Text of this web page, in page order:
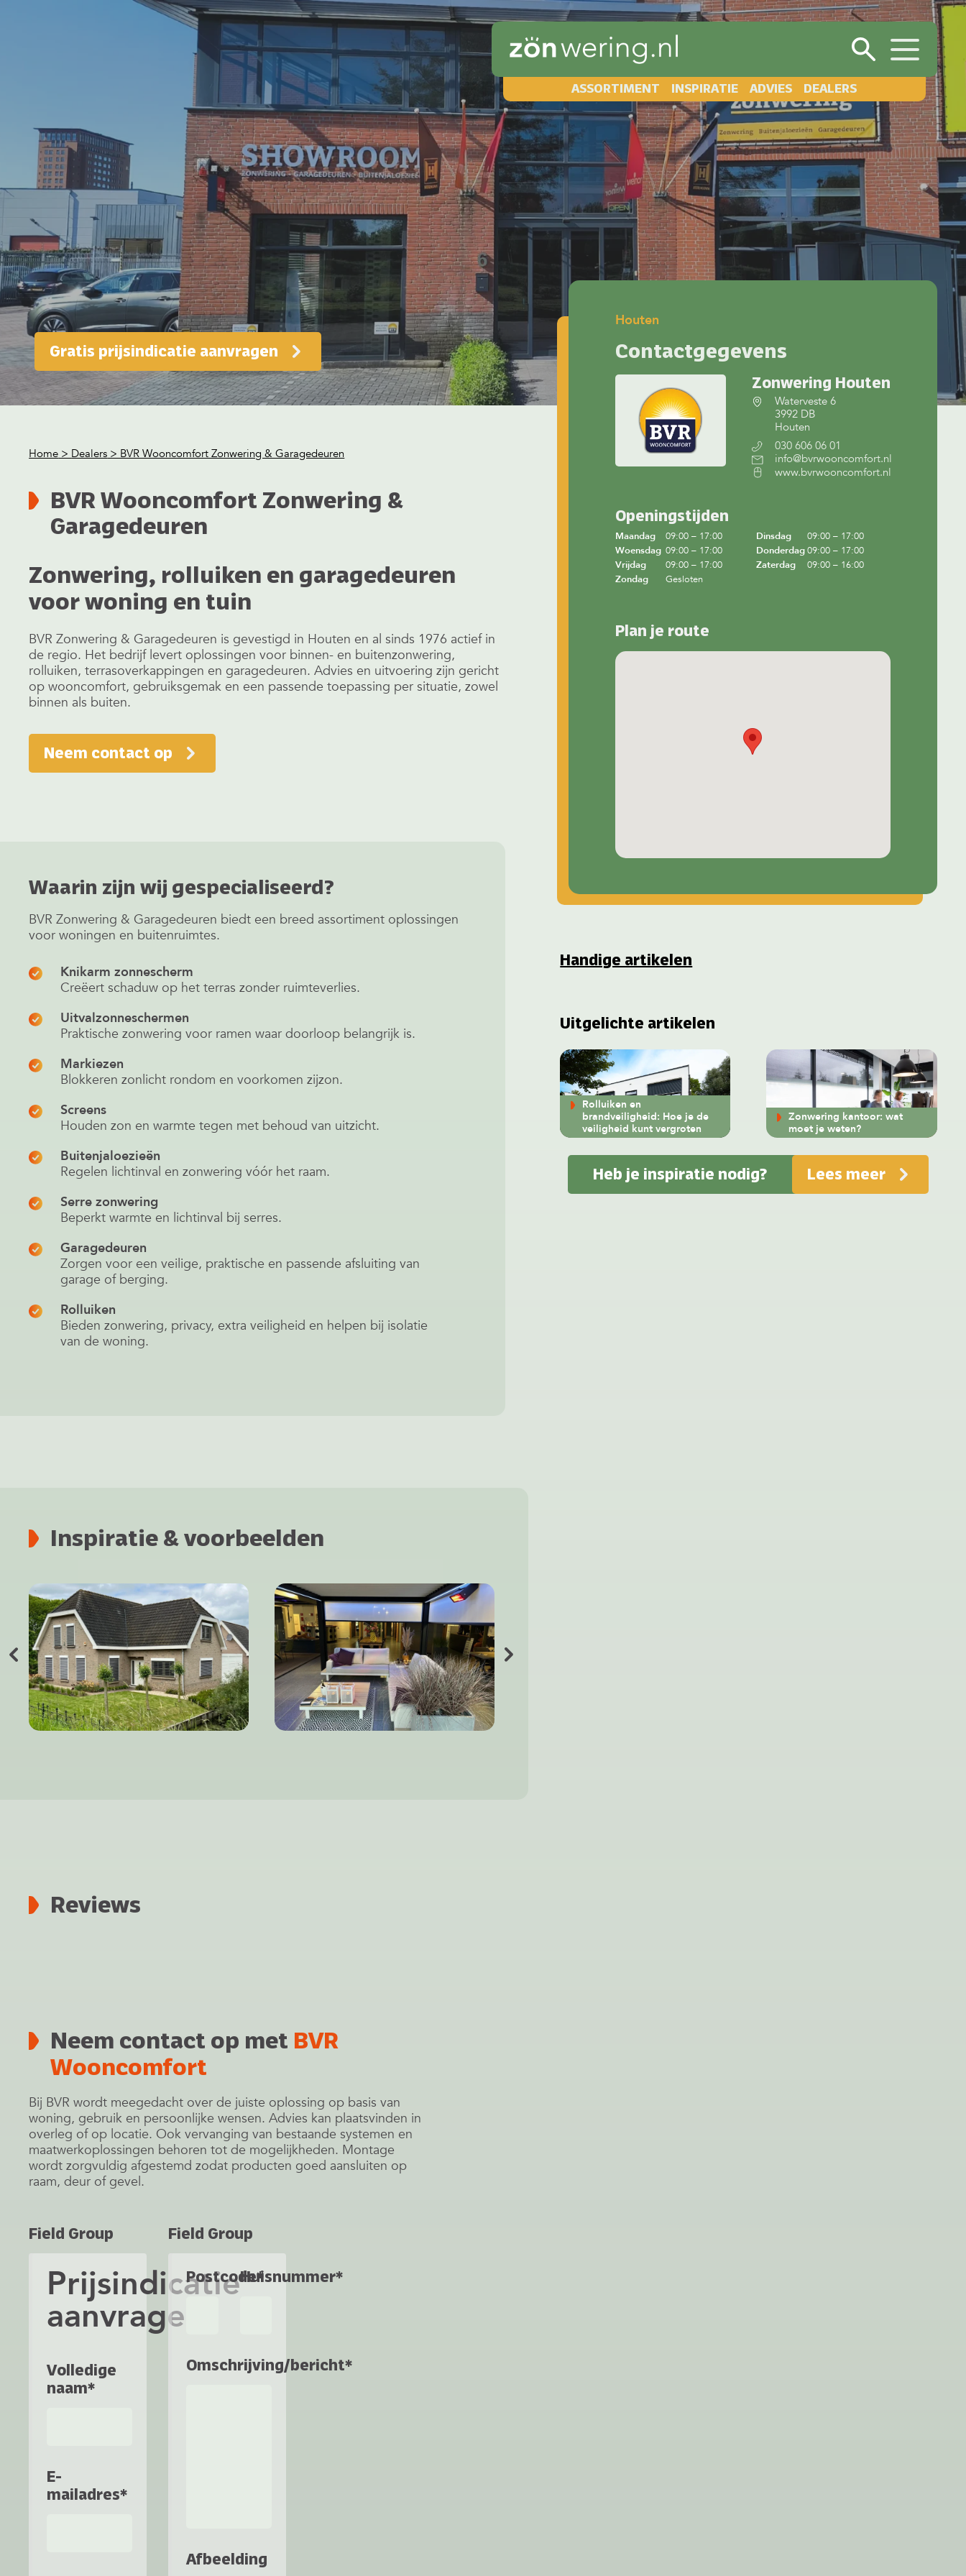
ASSORTIMENT INSPIRATIE ADVIES DEALERS
Gratis prijsindicatie aanvragen
Home > Dealers > BVR Wooncomfort Zonwering & Garagedeuren
BVR Wooncomfort Zonwering &
Garagedeuren
Zonwering, rolluiken en garagedeuren
voor woning en tuin
BVR Zonwering & Garagedeuren is gevestigd in Houten en al sinds 1976 actief in
de regio. Het bedrijf levert oplossingen voor binnen- en buitenzonwering,
rolluiken, terrasoverkappingen en garagedeuren. Advies en uitvoering zijn gericht
op wooncomfort, gebruiksgemak en een passende toepassing per situatie, zowel
binnen als buiten.
Neem contact op
Waarin zijn wij gespecialiseerd?
BVR Zonwering & Garagedeuren biedt een breed assortiment oplossingen
voor woningen en buitenruimtes.
Knikarm zonnescherm
Creëert schaduw op het terras zonder ruimteverlies.
Uitvalzonneschermen
Praktische zonwering voor ramen waar doorloop belangrijk is.
Markiezen
Blokkeren zonlicht rondom en voorkomen zijzon.
Screens
Houden zon en warmte tegen met behoud van uitzicht.
Buitenjaloezieën
Regelen lichtinval en zonwering vóór het raam.
Serre zonwering
Beperkt warmte en lichtinval bij serres.
Garagedeuren
Zorgen voor een veilige, praktische en passende afsluiting van
garage of berging.
Rolluiken
Bieden zonwering, privacy, extra veiligheid en helpen bij isolatie
van de woning.
Houten
Contactgegevens
Zonwering Houten
Waterveste 6
3992 DB
Houten
030 606 06 01
info@bvrwooncomfort.nl
www.bvrwooncomfort.nl
Openingstijden
Maandag 09:00 – 17:00 Dinsdag
09:00 – 17:00
Woensdag 09:00 – 17:00 Donderdag09:00 – 17:00
Vrijdag
09:00 – 17:00 Zaterdag
09:00 – 16:00
Zondag
Gesloten
Plan je route
Handige artikelen
Uitgelichte artikelen
Rolluiken en
brandveiligheid: Hoe je de
veiligheid kunt vergroten
Zonwering kantoor: wat
moet je weten?
Heb je inspiratie nodig? Lees meer
Inspiratie & voorbeelden
Reviews
Neem contact op met BVR
Wooncomfort
Bij BVR wordt meegedacht over de juiste oplossing op basis van
woning, gebruik en persoonlijke wensen. Advies kan plaatsvinden in
overleg of op locatie. Ook vervanging van bestaande systemen en
maatwerkoplossingen behoren tot de mogelijkheden. Montage
wordt zorgvuldig afgestemd zodat producten goed aansluiten op
raam, deur of gevel.
Field Group
Prijsindicatie
aanvragen
Volledige
naam*
E-
mailadres*
Field Group
Postcode*Huisnummer*
Omschrijving/bericht*
Afbeelding